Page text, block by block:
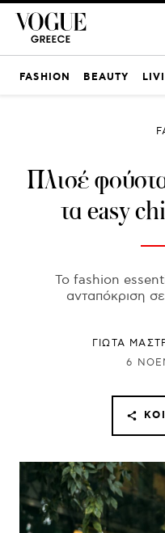
FASHION BEAUTY
Πλισέ
τα easy
Το fashion
ανταπόκριση
ΓΙΩΤΑ
6